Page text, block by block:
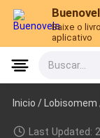
Baixe o
aplicativo
Buscar...
Inicio /Lobisomem
Last Updated: